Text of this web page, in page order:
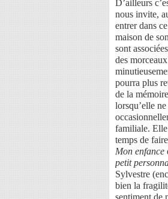
D’ailleurs
nous invite,
entrer dans
maison de
sont
des
pourra plus
de la
lorsqu’elle
familiale.
temps de
Mon enfance
petit
Sylvestre
bien la
sentiment de